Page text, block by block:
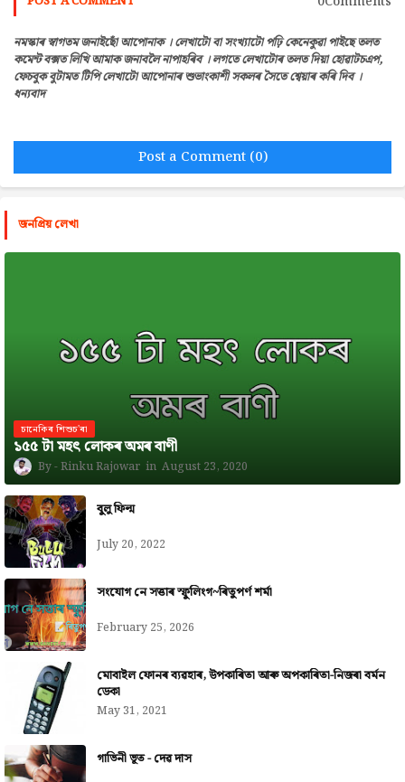
নমস্কাৰ স্বাগতম জনাইছোঁ আপোনাক । লেখাটো বা সংখ্যাটো পঢ়ি কেনেকুৱা পাইছে তলত
কমেন্ট বক্সত লিখি আমাক জনাবলৈ নাপাহৰিব । লগতে লেখাটোৰ তলত দিয়া হোৱাটচএপ,
ফেচবুক বুটামত টিপি লেখাটো আপোনাৰ শুভাংকাশী সকলৰ সৈতে শ্বেয়াৰ কৰি দিব ।
ধন্যবাদ
Post a Comment (0)
জনপ্রিয় লেখা
চানেকিৰ শিশুচ'ৰা
১৫৫ টা মহৎ লোকৰ অমৰ বাণী
Rinku Rajowar August 23, 2020
বুলু ফিল্ম
July 20, 2022
সংযোগ নে সত্তাৰ স্ফুলিংগ~ৰিতুপৰ্ণ শৰ্মা
February 25, 2026
মোবাইল ফোনৰ ব্যৱহাৰ, উপকাৰিতা আৰু অপকাৰিতা-নিজৰা বৰ্মন
ডেকা
May 31, 2021
গাভিনী ভূত - দেৱ দাস